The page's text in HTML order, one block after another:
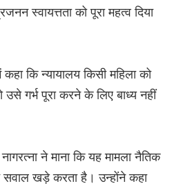
स्वायत्तता को पूरा महत्व दिया
कि न्यायालय किसी महिला को
उसे गर्भ पूरा करने के लिए बाध्य नहीं
ने माना कि यह मामला नैतिक
खड़े करता है। उन्होंने कहा